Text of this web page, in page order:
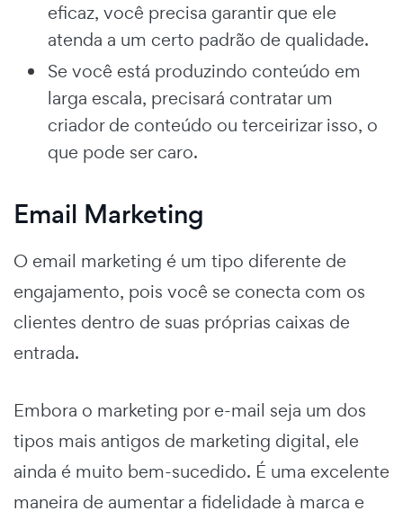
eficaz, você precisa garantir que ele
atenda a um certo padrão de qualidade.
Se você está produzindo conteúdo em
larga escala, precisará contratar um
criador de conteúdo ou terceirizar isso, o
que pode ser caro.
Email Marketing
O email marketing é um tipo diferente de
engajamento, pois você se conecta com os
clientes dentro de suas próprias caixas de
entrada.
Embora o marketing por e-mail seja um dos
tipos mais antigos de marketing digital, ele
ainda é muito bem-sucedido. É uma excelente
maneira de aumentar a fidelidade à marca e